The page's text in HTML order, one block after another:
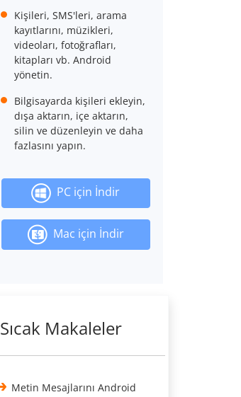
Kişileri, SMS'leri, arama
kayıtlarını, müzikleri,
videoları, fotoğrafları,
kitapları vb. Android
yönetin.
Bilgisayarda kişileri ekleyin,
dışa aktarın, içe aktarın,
silin ve düzenleyin ve daha
fazlasını yapın.
PC için İndir
Mac için İndir
Sıcak Makaleler
Metin Mesajlarını Android